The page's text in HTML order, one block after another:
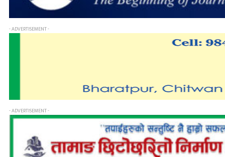
- ADVERTISEMENT -
- ADVERTISEMENT -